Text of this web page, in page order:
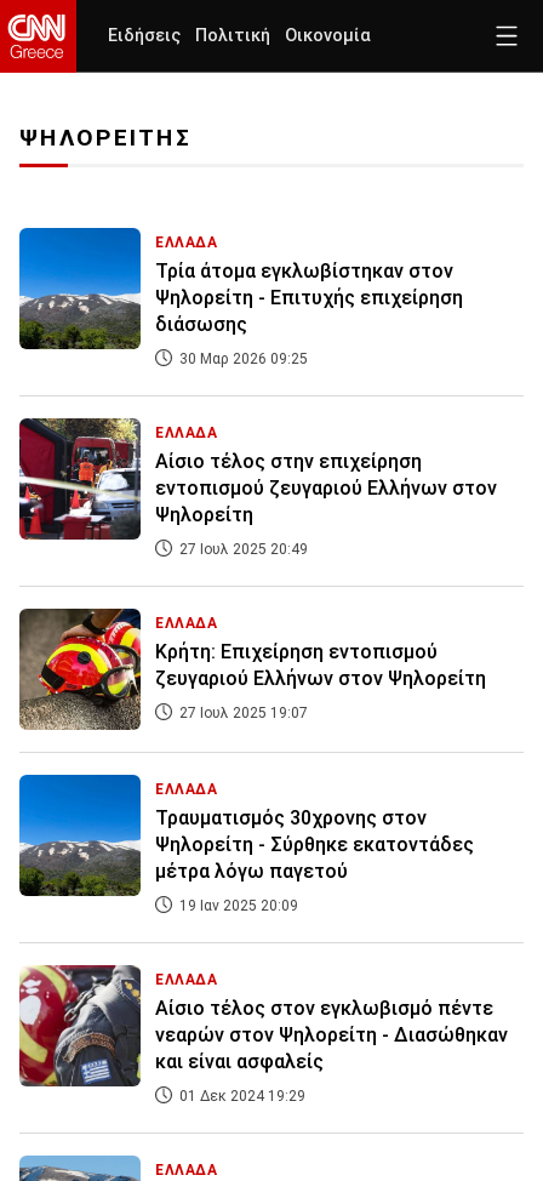
Ειδήσεις Πολιτική Οικονομία
ΨΗΛΟΡΕΙΤΗΣ
ΕΛΛΑΔΑ
Τρία άτομα εγκλωβίστηκαν στον
Ψηλορείτη - Επιτυχής επιχείρηση
διάσωσης
30 Μαρ 2026 09:25
ΕΛΛΑΔΑ
Αίσιο τέλος στην επιχείρηση
εντοπισμού ζευγαριού Ελλήνων στον
Ψηλορείτη
27 Ιουλ 2025 20:49
ΕΛΛΑΔΑ
Κρήτη: Επιχείρηση εντοπισμού
ζευγαριού Ελλήνων στον Ψηλορείτη
27 Ιουλ 2025 19:07
ΕΛΛΑΔΑ
Τραυματισμός 30χρονης στον
Ψηλορείτη - Σύρθηκε εκατοντάδες
μέτρα λόγω παγετού
19 Ιαν 2025 20:09
ΕΛΛΑΔΑ
Αίσιο τέλος στον εγκλωβισμό πέντε
νεαρών στον Ψηλορείτη - Διασώθηκαν
και είναι ασφαλείς
01 Δεκ 2024 19:29
ΕΛΛΑΔΑ